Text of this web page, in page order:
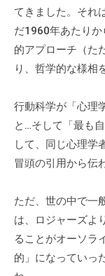
に
ご
相
談
だ
さ
い
。
てきました。それ
だ1960年あたり
的アプローチ（た
り、哲学的な様相
行動科学が「心理
と…そして「最も
して、同じ心理学
冒頭の引用から伝
ただ、世の中で一
は、ロジャーズよ
ることがオーソラ
的」になっていっ